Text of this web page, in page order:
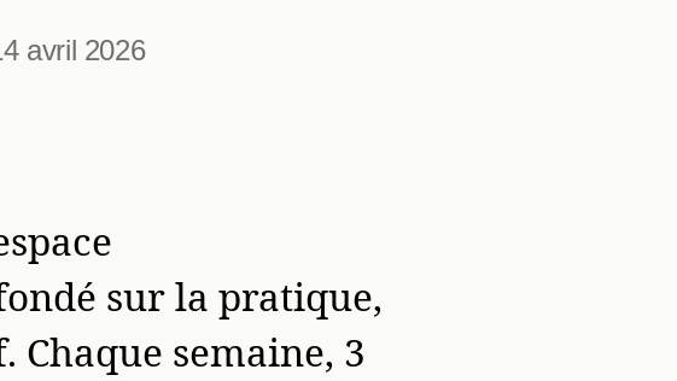
avril 2026
sur la pratique,
Chaque semaine, 3